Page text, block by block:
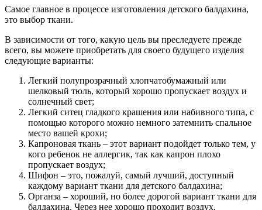
Самое главное в процессе изготовления детского балдахина,
это выбор ткани.
В зависимости от того, какую цель вы преследуете прежде
всего, вы можете приобретать для своего будущего изделия
следующие варианты:
Легкий полупрозрачный хлопчатобумажный или
шелковый тюль, который хорошо пропускает воздух и
солнечный свет;
Легкий ситец гладкого крашения или набивного типа, с
помощью которого можно немного затемнить спальное
место вашей крохи;
Капроновая ткань – этот вариант подойдет только тем, у
кого ребенок не аллергик, так как капрон плохо
пропускает воздух;
Шифон – это, пожалуй, самый лучший, доступный
каждому вариант ткани для детского балдахина;
Органза – хороший, но более дорогой вариант ткани для
балдахина. Через нее хорошо проходит воздух,